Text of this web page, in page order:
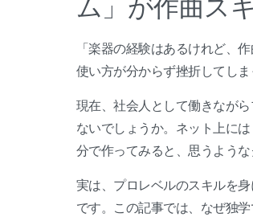
「楽器の経験はあるけれど、
使い方が分からず挫折してしま
現在、社会人として働きなが
ないでしょうか。ネット上に
分で作ってみると、思うよう
実は、プロレベルのスキルを
です。この記事では、なぜ独